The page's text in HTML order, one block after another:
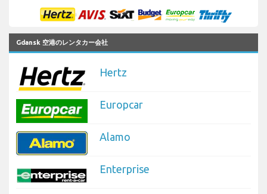
Gdansk 空港のレンタカー会社
Hertz
Europcar
Alamo
Enterprise